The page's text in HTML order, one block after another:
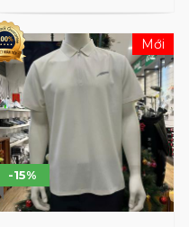
-15%
Mới